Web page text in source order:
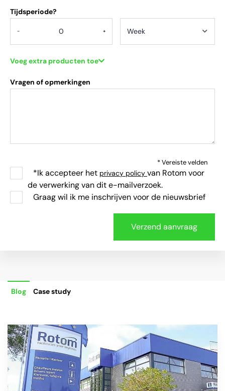
Tijdsperiode?
- +
Voeg extra producten toe
Vragen of opmerkingen
* Vereiste velden
*Ik accepteer het privacy policy van Rotom voor
de verwerking van dit e-mailverzoek.
Graag wil ik me inschrijven voor de nieuwsbrief
Blog Case study